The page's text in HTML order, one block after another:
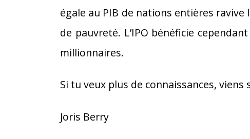
égale au PIB de nations entières
de pauvreté. L’IPO bénéficie
millionnaires.
Si tu veux plus de connaissances, viens
Joris Berry